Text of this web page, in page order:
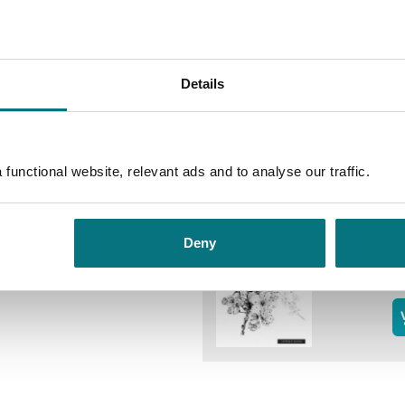
Details
website, relevant ads and to analyse our traffic.
Deny
Edvard stryker over henne
mørke, uavsluttede og
kan kalle vanskelige
og gi disse menneksene
og kanskje by på litt lys i
naken på sengekanten?
interessert? Hva er det han
Skal det skje noe
kunstneren og kunstnerens